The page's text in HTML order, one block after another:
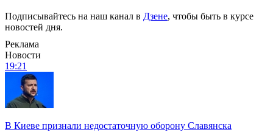
Подписывайтесь на наш канал в Дзене, чтобы быть в курсе
новостей дня.
Реклама
Новости
19:21
В Киеве признали недостаточную оборону Славянска